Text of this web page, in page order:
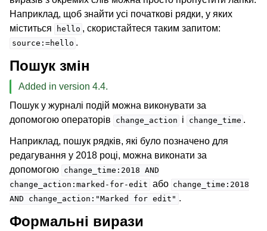
Наприклад, щоб знайти усі початкові рядки, у яких
міститься
hello , скористайтеся таким запитом:
source:=hello .
Пошук змін
Added in version 4.4.
Пошук у журналі подій можна виконувати за
допомогою операторів
change_action і change_time .
Наприклад, пошук рядків, які було позначено для
редагування у 2018 році, можна виконати за
допомогою change_time:2018 AND
change_action:marked-for-edit або change_time:2018
AND
change_action:"Marked for edit" .
Формальні вирази